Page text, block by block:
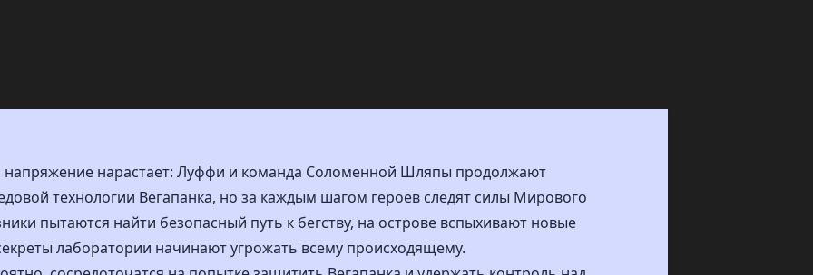
напряжение нарастает: Луффи и команда Соломенной Шляпы продолжают
технологии Вегапанка, но за каждым шагом героев следят силы Мирового
пытаются найти безопасный путь к бегству, на острове вспыхивают новые
лаборатории начинают угрожать всему происходящему.